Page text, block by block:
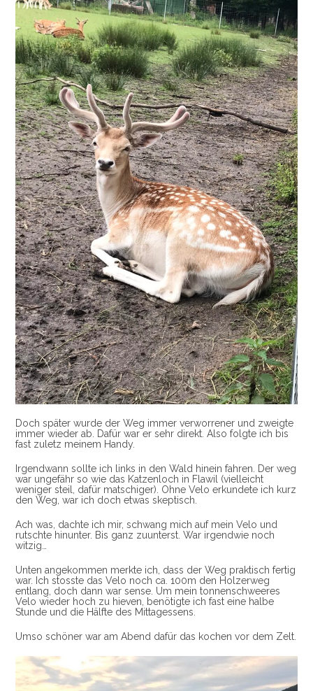
Doch später wurde der Weg immer verworrener und zweigte
immer wieder ab. Dafür war er sehr direkt. Also folgte ich bis
fast zuletz meinem Handy.
Irgendwann sollte ich links in den Wald hinein fahren. Der weg
war ungefähr so wie das Katzenloch in Flawil (vielleicht
weniger steil, dafür matschiger). Ohne Velo erkundete ich kurz
den Weg, war ich doch etwas skeptisch.
Ach was, dachte ich mir, schwang mich auf mein Velo und
rutschte hinunter. Bis ganz zuunterst. War irgendwie noch
witzig…
Unten angekommen merkte ich, dass der Weg praktisch fertig
war. Ich stosste das Velo noch ca. 100m den Holzerweg
entlang, doch dann war sense. Um mein tonnenschweeres
Velo wieder hoch zu hieven, benötigte ich fast eine halbe
Stunde und die Hälfte des Mittagessens.
Umso schöner war am Abend dafür das kochen vor dem Zelt.